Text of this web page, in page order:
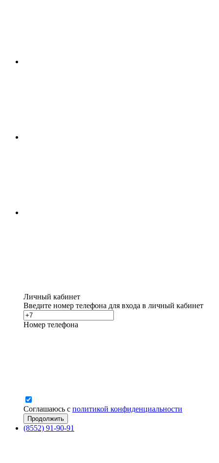
Личный кабинет
Введите номер телефона для входа в личный кабинет
Номер телефона
Соглашаюсь с политикой конфиденциальности
(8552) 91-90-91